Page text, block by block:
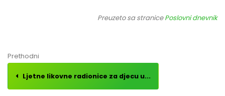
Preuzeto sa stranicePoslovni dnevnik
Prethodni
Ljetne likovne radionice za djecu u...